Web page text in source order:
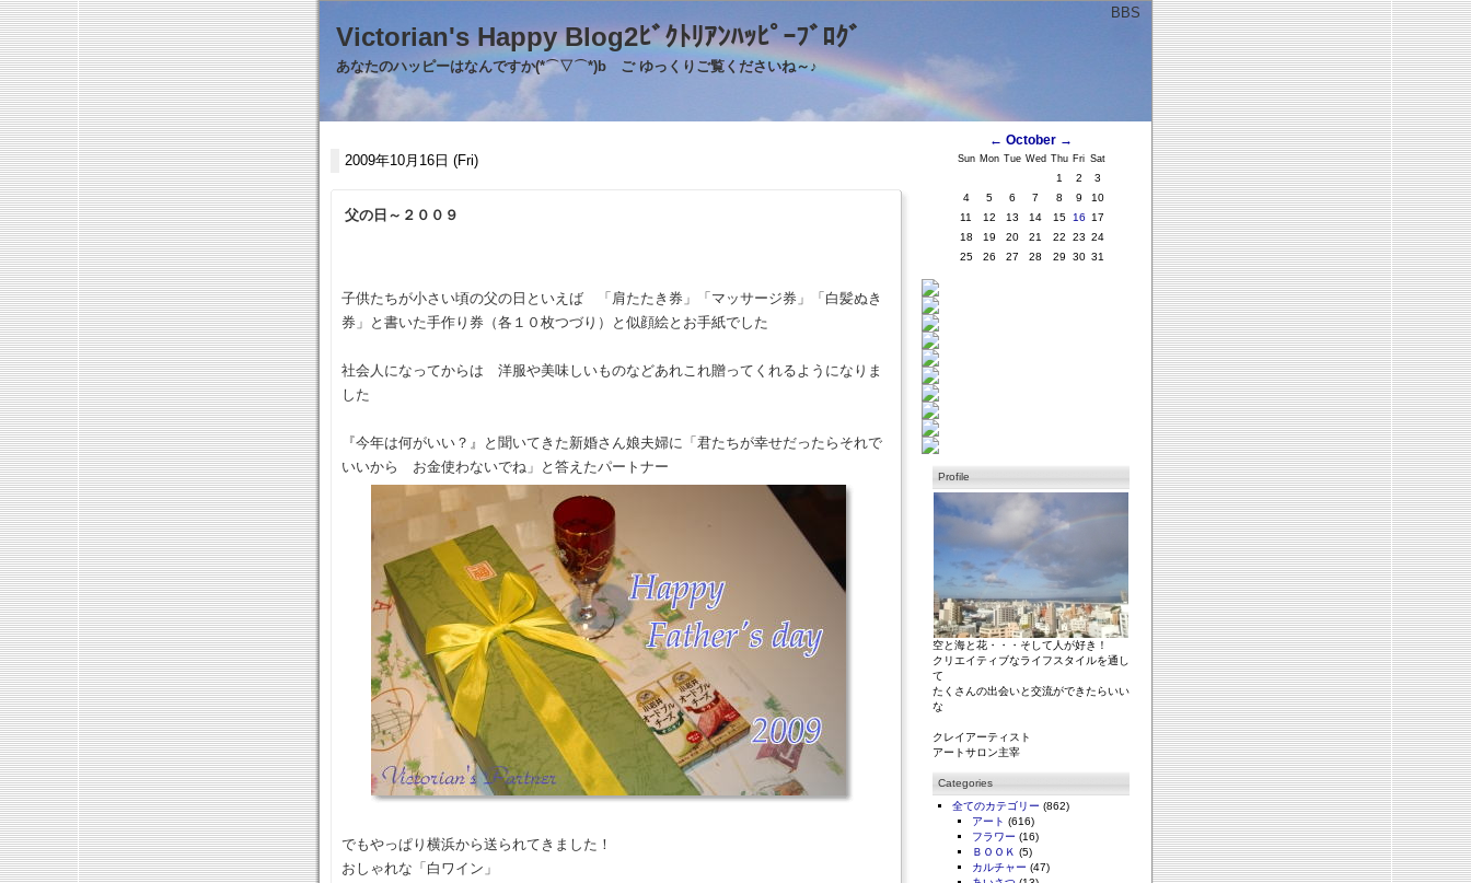
BBS
Victorian's Happy Blog2ﾋﾞｸﾄﾘｱﾝﾊｯﾋﾟｰﾌﾞﾛｸﾞ
あなたのハッピーはなんですか(*⌒▽⌒*)b ご ゆっくりご覧くださいね～♪
2009年10月16日 (Fri)
父の日～２００９
子供たちが小さい頃の父の日といえば 「肩たたき券」「マッサージ券」「白髪ぬき
券」と書いた手作り券（各１０枚つづり）と似顔絵とお手紙でした
社会人になってからは 洋服や美味しいものなどあれこれ贈ってくれるようになりま
した
『今年は何がいい？』と聞いてきた新婚さん娘夫婦に「君たちが幸せだったらそれで
いいから お金使わないでね」と答えたパートナー
でもやっぱり横浜から送られてきました！
おしゃれな「白ワイン」
← October →
Sun Mon Tue Wed Thu Fri Sat
1 2
3
4
5 6 7 8 9
10
11
12 13 14 15 16
17
18
19 20 21 22 23 24
25
26 27 28 29 30 31
Profile
空と海と花・・・そして人が好き！
クリエイティブなライフスタイルを通し
て
たくさんの出会いと交流ができたらいい
な
クレイアーティスト
アートサロン主宰
Categories
全てのカテゴリー (862)
アート (616)
フラワー (16)
ＢＯＯＫ (5)
カルチャー (47)